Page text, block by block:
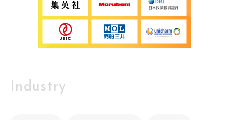
Industry